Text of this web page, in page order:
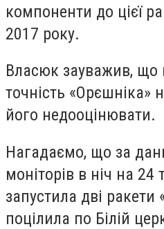
компоненти до цієї
2017 року.
Власюк зауважив, що
точність «Орєшніка»
його недооцінювати.
Нагадаємо, що за
моніторів в ніч на 24
запустила дві
поцілила по Білій